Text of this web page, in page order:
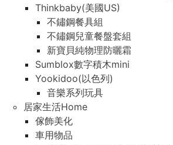
Thinkbaby(美國US)
不鏽鋼餐具組
不鏽鋼兒童餐盤套組
新寶貝純物理防曬霜
Sumblox數字積木mini
Yookidoo(以色列)
音樂系列玩具
居家生活Home
傢飾美化
車用物品